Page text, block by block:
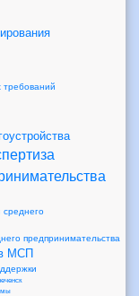
требований
среднего
предпринимательства
МСП